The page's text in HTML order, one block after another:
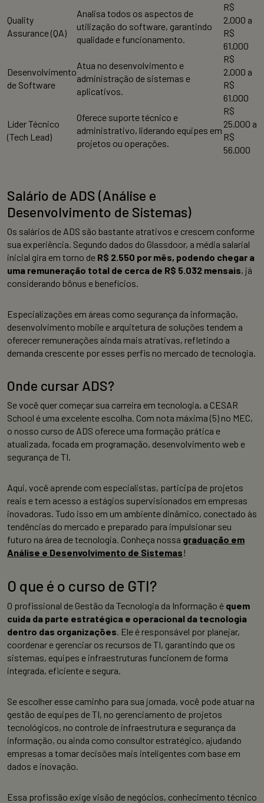
Quality
Assurance (QA)
Analisa todos os aspectos de
utilização do software, garantindo
qualidade e funcionamento.
R$
2.000 a
R$
61.000
Desenvolvimento
de Software
Atua no desenvolvimento e
administração de sistemas e
aplicativos.
R$
2.000 a
R$
61.000
Líder Técnico
(Tech Lead)
Oferece suporte técnico e
administrativo, liderando equipes em
projetos ou operações.
R$
25.000 a
R$
56.000
Salário de ADS (Análise e
Desenvolvimento de Sistemas)
Os salários de ADS são bastante atrativos e crescem conforme
sua experiência. Segundo dados do Glassdoor, a média salarial
inicial gira em torno de R$ 2.550 por mês, podendo chegar a
uma remuneração total de cerca de R$ 5.032 mensais, já
considerando bônus e benefícios.
Especializações em áreas como segurança da informação,
desenvolvimento mobile e arquitetura de soluções tendem a
oferecer remunerações ainda mais atrativas, refletindo a
demanda crescente por esses perfis no mercado de tecnologia.
Onde cursar ADS?
Se você quer começar sua carreira em tecnologia, a CESAR
School é uma excelente escolha. Com nota máxima (5) no MEC,
o nosso curso de ADS oferece uma formação prática e
atualizada, focada em programação, desenvolvimento web e
segurança de TI.
Aqui, você aprende com especialistas, participa de projetos
reais e tem acesso a estágios supervisionados em empresas
inovadoras. Tudo isso em um ambiente dinâmico, conectado às
tendências do mercado e preparado para impulsionar seu
futuro na área de tecnologia. Conheça nossa graduação em
Análise e Desenvolvimento de Sistemas!
O que é o curso de GTI?
O profissional de Gestão da Tecnologia da Informação é quem
cuida da parte estratégica e operacional da tecnologia
dentro das organizações. Ele é responsável por planejar,
coordenar e gerenciar os recursos de TI, garantindo que os
sistemas, equipes e infraestruturas funcionem de forma
integrada, eficiente e segura.
Se escolher esse caminho para sua jornada, você pode atuar na
gestão de equipes de TI, no gerenciamento de projetos
tecnológicos, no controle de infraestrutura e segurança da
informação, ou ainda como consultor estratégico, ajudando
empresas a tomar decisões mais inteligentes com base em
dados e inovação.
Essa profissão exige visão de negócios, conhecimento técnico